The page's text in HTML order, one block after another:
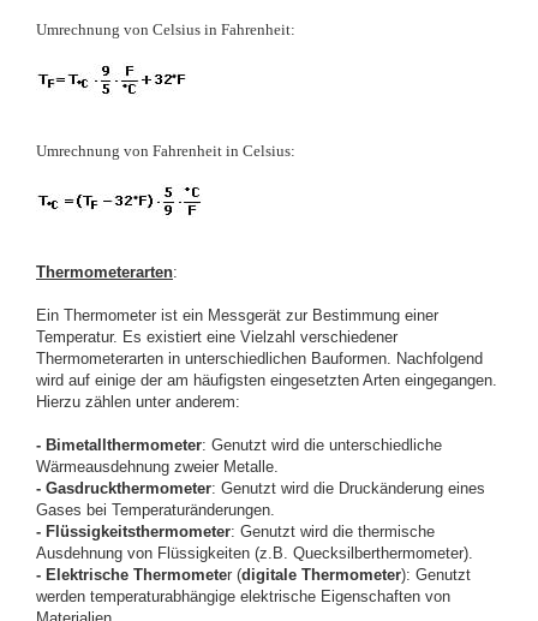
Umrechnung von Celsius in Fahrenheit:
Umrechnung von Fahrenheit in Celsius:
Thermometerarten:
Ein Thermometer ist ein Messgerät zur Bestimmung einer
Temperatur. Es existiert eine Vielzahl verschiedener
Thermometerarten in unterschiedlichen Bauformen. Nachfolgend
wird auf einige der am häufigsten eingesetzten Arten eingegangen.
Hierzu zählen unter anderem:
- Bimetallthermometer: Genutzt wird die unterschiedliche
Wärmeausdehnung zweier Metalle.
- Gasdruckthermometer: Genutzt wird die Druckänderung eines
Gases bei Temperaturänderungen.
- Flüssigkeitsthermometer: Genutzt wird die thermische
Ausdehnung von Flüssigkeiten (z.B. Quecksilberthermometer).
- Elektrische Thermometer (digitale Thermometer): Genutzt
werden temperaturabhängige elektrische Eigenschaften von